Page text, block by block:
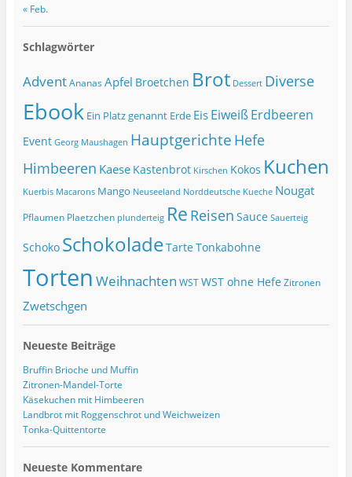
« Feb.
Schlagwörter
Advent Ananas Apfel Broetchen Brot Dessert Diverse
Ebook Ein Platz genannt Erde Eis Eiweiß Erdbeeren
Event Georg Maushagen Hauptgerichte Hefe
Himbeeren Kaese Kastenbrot Kirschen Kokos Kuchen
Kuerbis Macarons Mango Neuseeland Norddeutsche Kueche Nougat
Pflaumen Plaetzchen plunderteig Re Reisen Sauce Sauerteig
Schoko SchokoladeTarteTonkabohne
Torten Weihnachten WST WST ohne Hefe Zitronen
Zwetschgen
Neueste Beiträge
Bruffin Brioche und Muffin
Zitronen-Mandel-Torte
Käsekuchen mit Himbeeren
Landbrot mit Roggenschrot und Weichweizen
Tonka-Quittentorte
Neueste Kommentare